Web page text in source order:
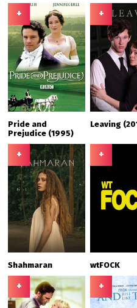
+
Pride and
Prejudice (1995)
+
Leaving
+
Shahmaran
+
wtFOCK
+ +